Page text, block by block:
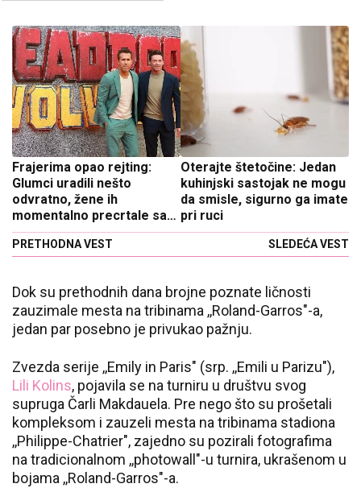
Frajerima opao rejting:
Glumci uradili nešto
odvratno, žene ih
momentalno precrtale sa
spiska
PRETHODNA VEST
Oterajte štetočine: Jedan
kuhinjski sastojak ne mogu
da smisle, sigurno ga imate
pri ruci
SLEDEĆA VEST
Dok su prethodnih dana brojne poznate ličnosti
zauzimale mesta na tribinama ,,Roland-Garros"-a,
jedan par posebno je privukao pažnju.
Zvezda serije ,,Emily in Paris" (srp. ,,Emili u Parizu"),
Lili Kolins, pojavila se na turniru u društvu svog
supruga Čarli Makdauela. Pre nego što su prošetali
kompleksom i zauzeli mesta na tribinama stadiona
,,Philippe-Chatrier", zajedno su pozirali fotografima
na tradicionalnom ,,photowall"-u turnira, ukrašenom u
bojama ,,Roland-Garros"-a.